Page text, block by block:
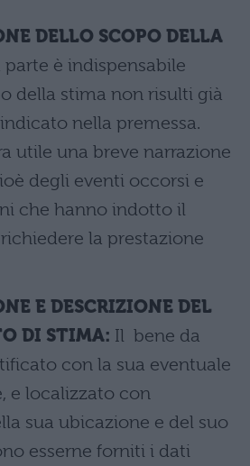
DELLO SCOPO DELLA
parte è indispensabile
della stima non risulti già
nella premessa.
utile una breve narrazione
degli eventi occorsi e
che hanno indotto il
la prestazione
E DESCRIZIONE DEL
DI STIMA: Il bene da
con la sua eventuale
e localizzato con
sua ubicazione e del suo
esserne forniti i dati